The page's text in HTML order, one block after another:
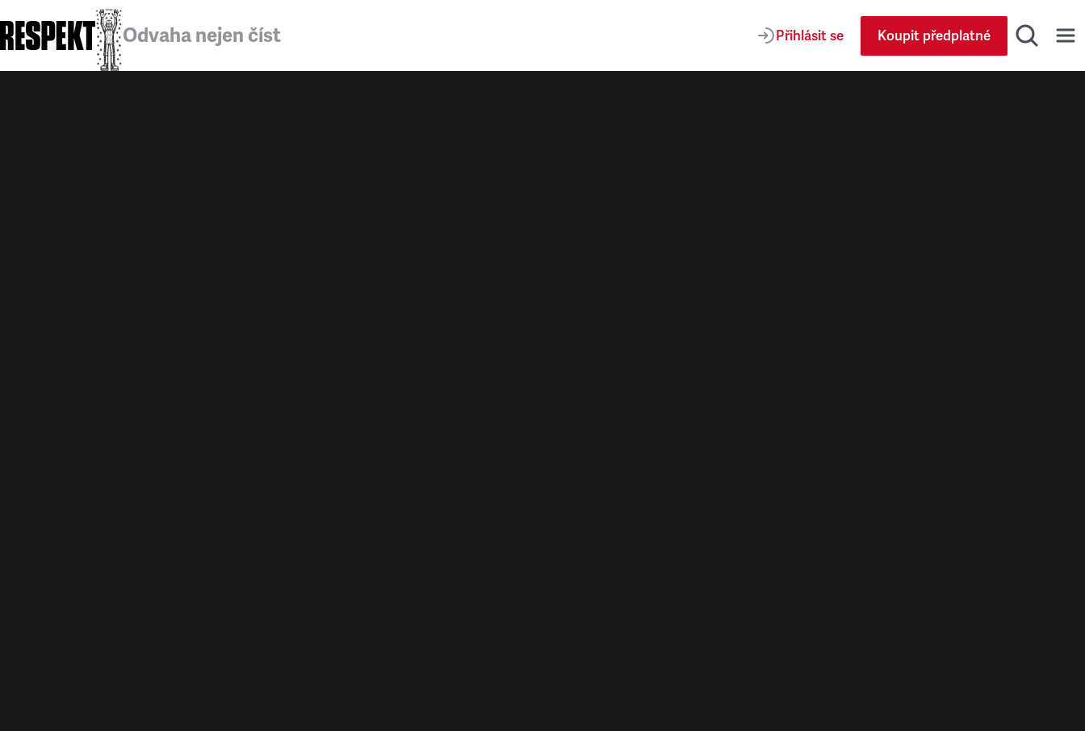
Odvaha nejen číst Přihlásit se Koupit předplatné